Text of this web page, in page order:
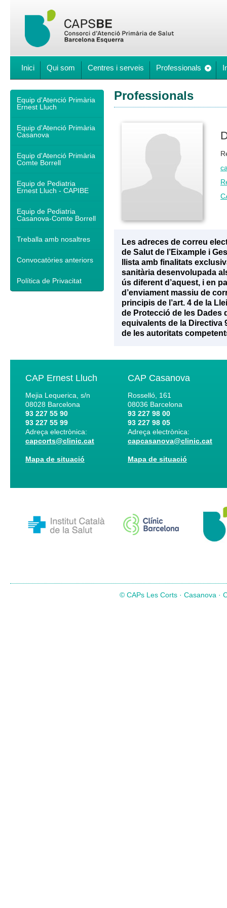
Inici Qui som Centres i serveis Professionals
Equip d'Atenció Primària
Ernest Lluch
Equip d'Atenció Primària
Casanova
Equip d'Atenció Primària
Comte Borrell
Equip de Pediatria
Ernest Lluch - CAPIBE
Equip de Pediatria
Casanova-Comte Borrell
Treballa amb nosaltres
Convocatòries anteriors
Política de Privacitat
Professionals
Les adreces de correu
de Salut de l’Eixample i
llista amb finalitats
sanitària desenvolupada
ús diferent d’aquest, i en
d’enviament massiu de
principis de l’art. 4 de la
de Protecció de les Dades
equivalents de la Directiva
de les autoritats
CAP Ernest Lluch
Mejia Lequerica, s/n
08028 Barcelona
93 227 55 90
93 227 55 99
Adreça electrònica:
capcorts@clinic.cat
Mapa de situació
CAP Casanova
Rosselló, 161
08036 Barcelona
93 227 98 00
93 227 98 05
Adreça electrònica:
capcasanova@clinic.cat
Mapa de situació
© CAPs Les Corts · Casanova ·